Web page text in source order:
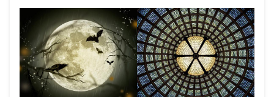
案例展示五 案例展示四